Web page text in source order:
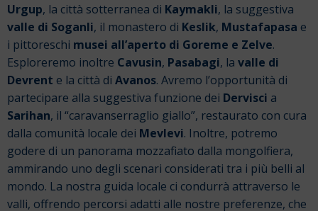
Urgup, la città sotterranea di Kaymakli, la suggestiva
valle di Soganli, il monastero di Keslik, Mustafapasa e
i pittoreschi musei all’aperto di Goreme e Zelve.
Esploreremo inoltre Cavusin, Pasabagi, la valle di
Devrent e la città di Avanos. Avremo l’opportunità di
partecipare alla suggestiva funzione dei Dervisci a
Sarihan, il “caravanserraglio giallo”, restaurato con cura
dalla comunità locale dei Mevlevi. Inoltre, potremo
godere di un panorama mozzafiato dalla mongolfiera,
ammirando uno degli scenari considerati tra i più belli al
mondo. La nostra guida locale ci condurrà attraverso le
valli, offrendo percorsi adatti alle nostre preferenze, che